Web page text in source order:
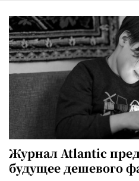
Журнал Atlantic
будущее дешевого